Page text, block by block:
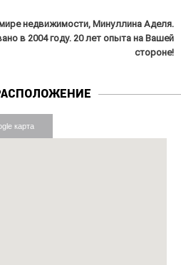
недвижимости, Минуллина Аделя.
в 2004 году. 20 лет опыта на Вашей
стороне!
карта